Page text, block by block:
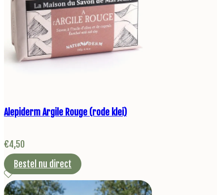
Alepiderm Argile Rouge (rode klei)
€4,50
Bestel nu direct